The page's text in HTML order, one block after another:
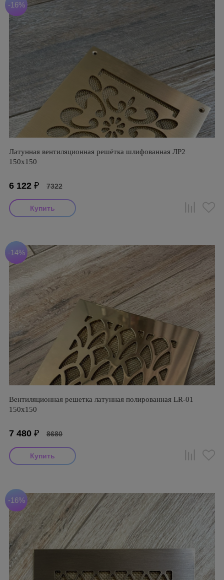
-16%
Латунная вентиляционная решётка шлифованная ЛР2
150х150
6 122 ₽ 7322
-14%
Вентиляционная решетка латунная полированная LR-01
150х150
7 480 ₽ 8680
-16%